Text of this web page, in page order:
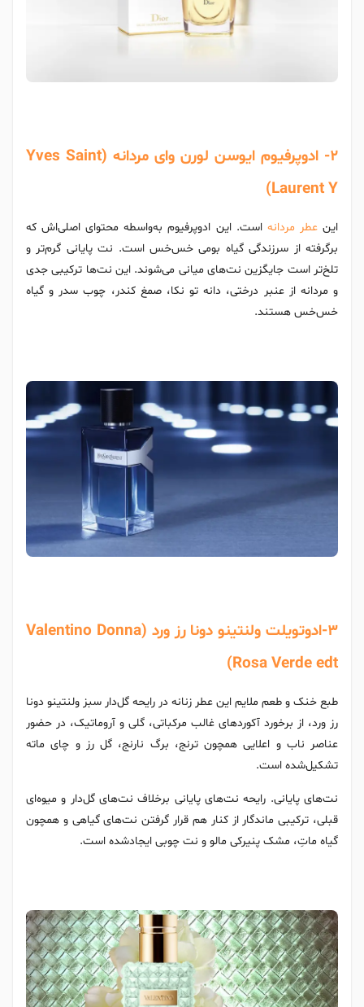
2- ادوپرفیوم ایوسن لورن وای مردانه (Yves Saint
Laurent Y)
اینعطر مردانه است. این ادوپرفیوم به‌واسطه محتوای اصلی‌اش که
برگرفته از سرزندگی گیاه بومی خس‌خس است. نت پایانی گرم‌تر و
تلخ‌تر است جایگزین نت‌های میانی می‌شوند. این نت‌ها ترکیبی جدی
و مردانه از عنبر درختی، دانه تو نکا، صمغ کندر، چوب سدر و گیاه
خس‌خس هستند.
3-ادوتویلت ولنتینو دونا رز ورد (Valentino Donna
Rosa Verde edt)
طبع خنک و طعم ملایم این عطر زنانه در رایحه گل‌دار سبز ولنتینو دونا
رز ورد، از برخورد آکوردهای غالب مرکباتی، گلی و آروماتیک، در حضور
عناصر ناب و اعلایی همچون ترنج، برگ نارنج، گل رز و چای ماته
تشکیل‌شده است.
نت‌های پایانی. رایحه نت‌های پایانی برخلاف نت‌های گل‌دار و میوه‌ای
قبلی، ترکیبی ماندگار از کنار هم قرار گرفتن نت‌های گیاهی و همچون
گیاه ماتِ، مشک پنیرکی مالو و نت چوبی ایجادشده است.